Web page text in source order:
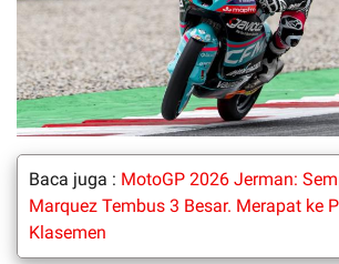
Baca juga : MotoGP 2026 Jerman:
Marquez Tembus 3 Besar. Merapat ke
Klasemen